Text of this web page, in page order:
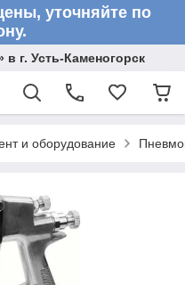
уточняйте по
г. Усть-Каменогорск
и оборудование